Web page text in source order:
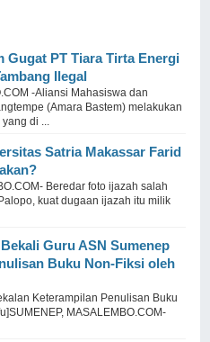
Gugat PT Tiara Tirta Energi
Ilegal
-Aliansi Mahasiswa dan
(Amara Bastem) melakukan
di ...
Satria Makassar Farid
Beredar foto ijazah salah
kuat dugaan ijazah itu milik
Guru ASN Sumenep
Buku Non-Fiksi oleh
Keterampilan Penulisan Buku
MASALEMBO.COM-